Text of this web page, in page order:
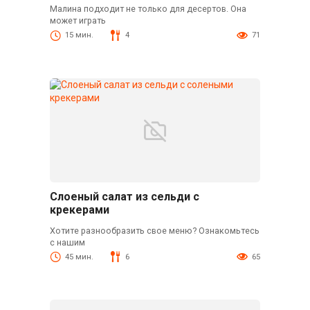
Малина подходит не только для десертов. Она
может играть
15 мин. 4 71
Слоеный салат из сельди с
крекерами
Хотите разнообразить свое меню? Ознакомьтесь
с нашим
45 мин. 6 65